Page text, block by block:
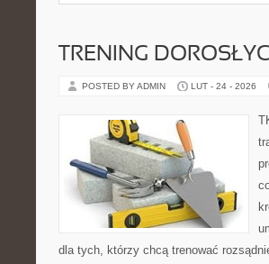
TRENING
POSTED BY ADMIN LUT - 24 - 2026
dla tych, którzy chcą trenować